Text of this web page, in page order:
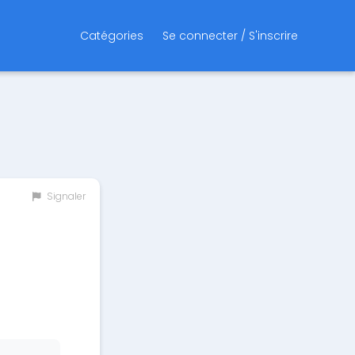
Catégories Se connecter / S'inscrire
Signaler